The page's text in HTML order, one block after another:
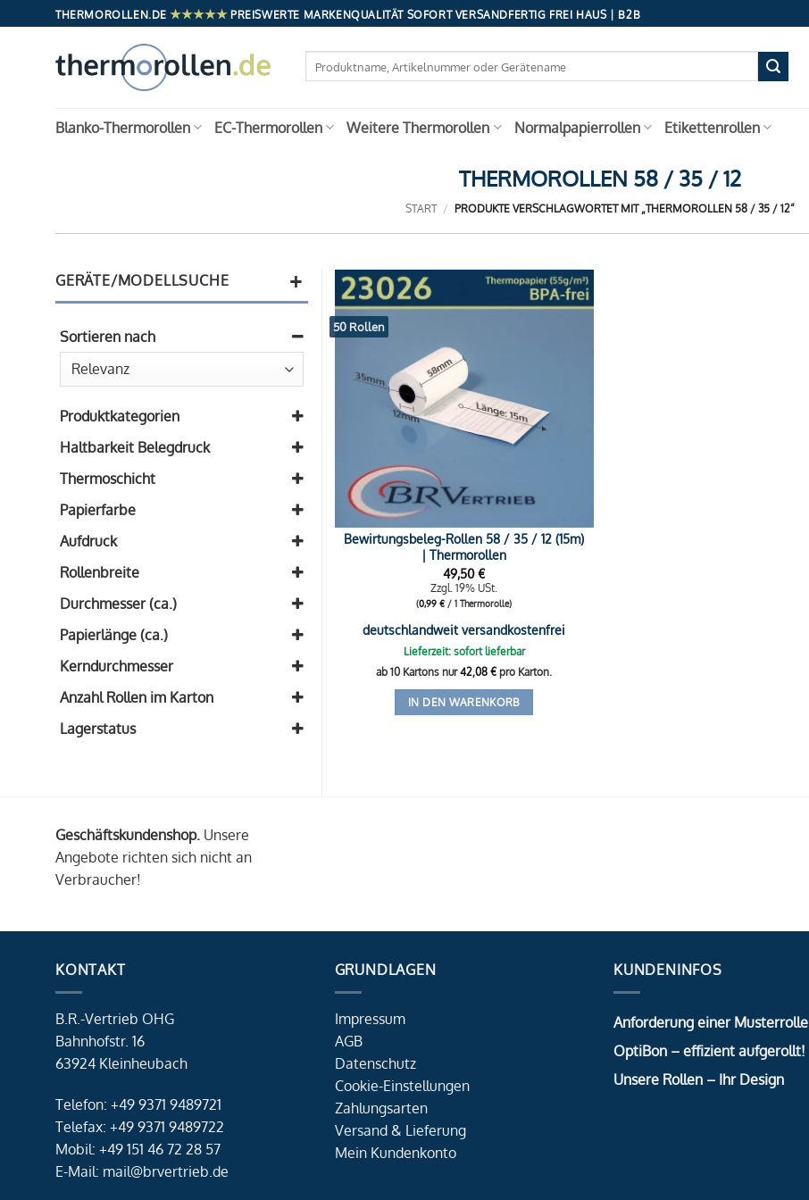
Inhalt
THERMOROLLEN.DE ★★★★★ PREISWERTE MARKENQUALITÄT SOFORT VERSANDFERTIG FREI HAUS | B2B
nach:
Blanko-Thermorollen EC-Thermorollen Weitere Thermorollen Normalpapierrollen Etikettenrollen
THERMOROLLEN 58 / 35 / 12
START / PRODUKTE VERSCHLAGWORTET MIT „THERMOROLLEN 58 / 35 / 12“
GERÄTE/MODELLSUCHE +
Sortieren nach
Sort Products
Produktkategorien
Alle Bonrollen aus BPA-freiem
Haltbarkeit Belegdruck
ca. 8 Jahre (1)
Thermoschicht
Außenseite
Papierfarbe
Weiß
Aufdruck
mit Bewirtungsbeleg
Rollenbreite
Breite: 58mm (1)
Durchmesser (ca.)
Durchmesser: 35mm
Papierlänge (ca.)
Länge: 15m (1)
Kerndurchmesser
Kern: 12mm (1)
Anzahl Rollen im Karton
50 Rollen
Lagerstatus
50 Rollen
Bewirtungsbeleg-Rollen 58 / 35 / 12 (15m)
| Thermorollen
49,50€
Zzgl. 19% USt.
(0,99€ / 1 Thermorolle)
deutschlandweit versandkostenfrei
Lieferzeit: sofort lieferbar
ab 10 Kartons nur42,08€ pro Karton.
IN DEN WARENKORB
Geschäftskundenshop. Unsere
Angebote richten sich nicht an
Verbraucher!
KONTAKT
B.R.-Vertrieb OHG
Bahnhofstr. 16
63924 Kleinheubach
Telefon: +49 9371 9489721
Telefax: +49 9371 9489722
Mobil: +49 151 46 72 28 57
E-Mail: mail@brvertrieb.de
GRUNDLAGEN
Impressum
AGB
Datenschutz
Cookie-Einstellungen
Zahlungsarten
Versand & Lieferung
Mein Kundenkonto
KUNDENINFOS
Anforderung einer Musterrolle
OptiBon – effizient aufgerollt!
Unsere Rollen – Ihr Design